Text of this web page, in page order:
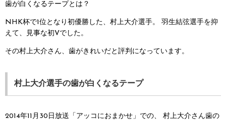
歯が白くなるテープとは？
NHK杯で1位となり初優勝した、村上大介選手。
羽生結弦選手を抑
えて、見事な初Vでした。
その村上大介さん、歯がきれいだと評判になっています。
村上大介選手の歯が白くなるテープ
2014年11月30日放送「アッコにおまかせ」での、
村上大介さん歯の